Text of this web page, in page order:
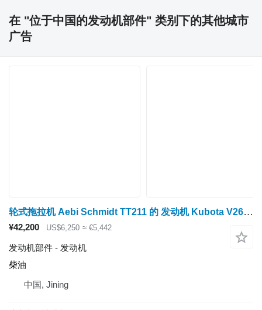
在 "位于中国的发动机部件" 类别下的其他城市
广告
轮式拖拉机 Aebi Schmidt TT211 的 发动机 Kubota V2607
¥42,200 US$6,250 ≈ €5,442
发动机部件 - 发动机
柴油
中国, Jining